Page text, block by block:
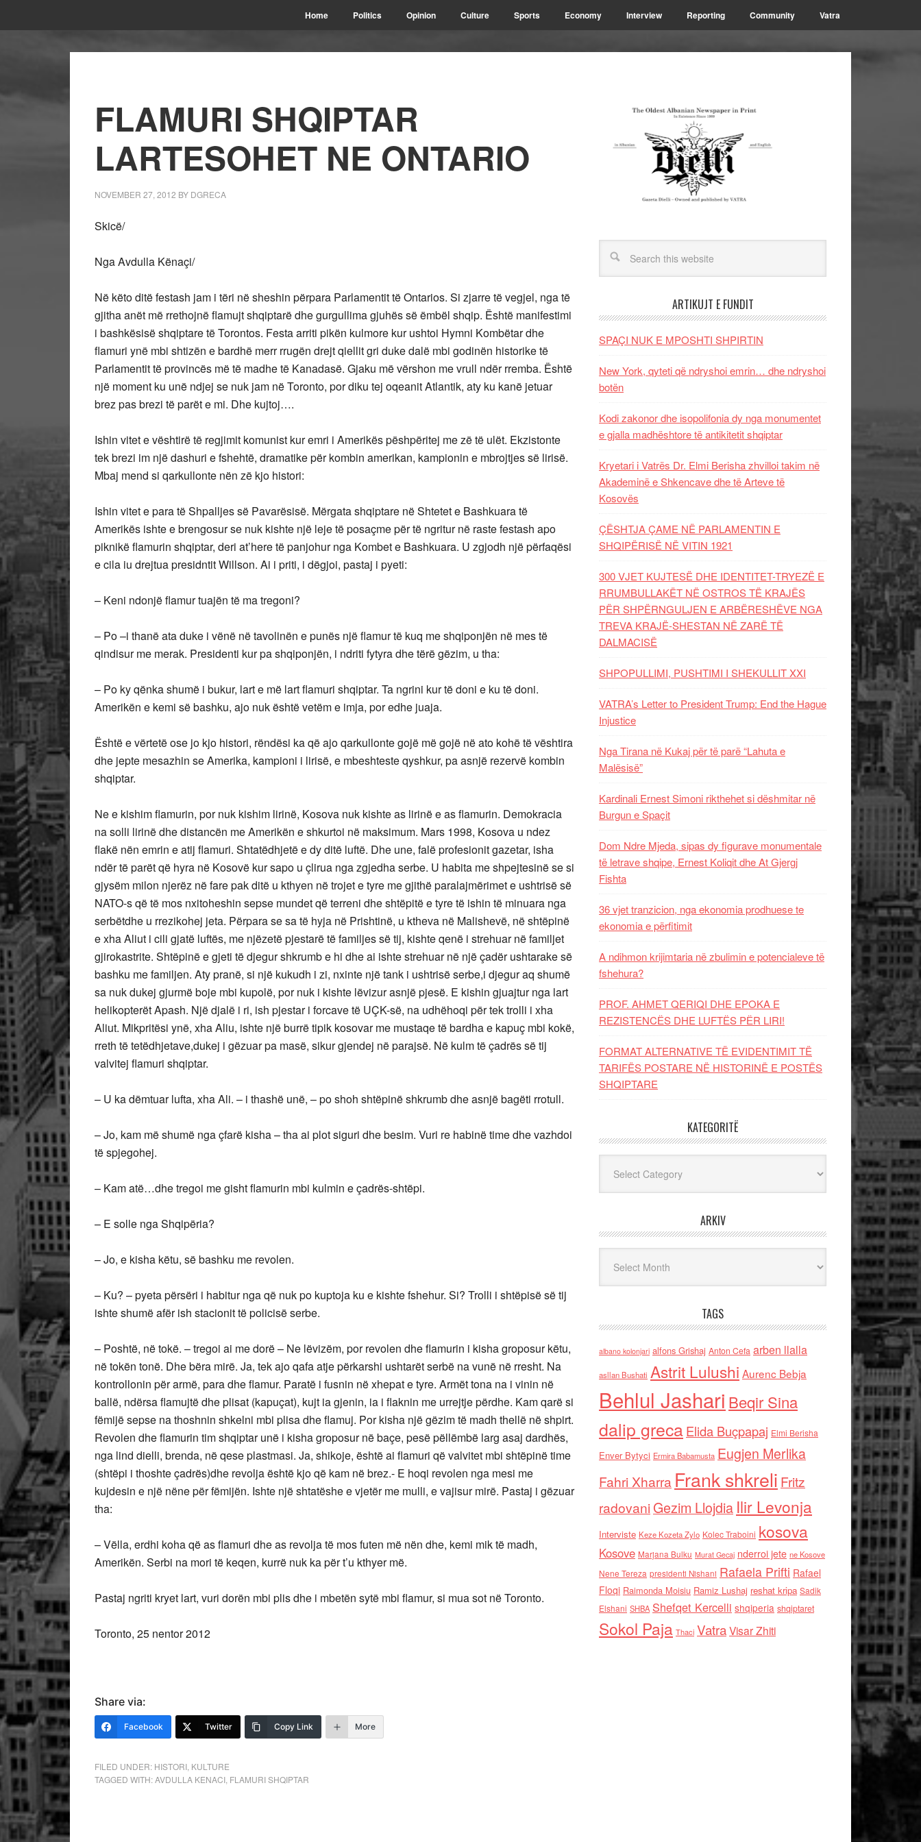
Home Politics Opinion Culture Sports Economy Interview Reporting Community Vatra
FLAMURI SHQIPTAR
LARTESOHET NE ONTARIO
NOVEMBER 27, 2012 BY DGRECA
Skicë/
Nga Avdulla Kënaçi/
Në këto ditë festash jam i tëri në sheshin përpara Parlamentit të Ontarios. Si zjarre të vegjel, nga të
gjitha anët më rrethojnë flamujt shqiptarë dhe gurgullima gjuhës së ëmbël shqip. Është manifestimi
i bashkësisë shqiptare të Torontos. Festa arriti pikën kulmore kur ushtoi Hymni Kombëtar dhe
flamuri ynë mbi shtizën e bardhë merr rrugën drejt qiellit gri duke dalë mbi godinën historike të
Parlamentit të provincës më të madhe të Kanadasë. Gjaku më vërshon me vrull ndër rremba. Është
një moment ku unë ndjej se nuk jam në Toronto, por diku tej oqeanit Atlantik, aty ku kanë jetuar
brez pas brezi të parët e mi. Dhe kujtoj….
Ishin vitet e vështirë të regjimit komunist kur emri i Amerikës pëshpëritej me zë të ulët. Ekzistonte
tek brezi im një dashuri e fshehtë, dramatike për kombin amerikan, kampionin e mbrojtjes së lirisë.
Mbaj mend si qarkullonte nën zë kjo histori:
Ishin vitet e para të Shpalljes së Pavarësisë. Mërgata shqiptare në Shtetet e Bashkuara të
Amerikës ishte e brengosur se nuk kishte një leje të posaçme për të ngritur në raste festash apo
piknikë flamurin shqiptar, deri at’here të panjohur nga Kombet e Bashkuara. U zgjodh një përfaqësi
e cila iu drejtua presidntit Willson. Ai i priti, i dëgjoi, pastaj i pyeti:
– Keni ndonjë flamur tuajën të ma tregoni?
– Po –i thanë ata duke i vënë në tavolinën e punës një flamur të kuq me shqiponjën në mes të
qindisur me merak. Presidenti kur pa shqiponjën, i ndriti fytyra dhe tërë gëzim, u tha:
– Po ky qënka shumë i bukur, lart e më lart flamuri shqiptar. Ta ngrini kur të doni e ku të doni.
Amerikën e kemi së bashku, ajo nuk është vetëm e imja, por edhe juaja.
Është e vërtetë ose jo kjo histori, rëndësi ka që ajo qarkullonte gojë më gojë në ato kohë të vështira
dhe jepte mesazhin se Amerika, kampioni i lirisë, e mbeshteste qyshkur, pa asnjë rezervë kombin
shqiptar.
Ne e kishim flamurin, por nuk kishim lirinë, Kosova nuk kishte as lirinë e as flamurin. Demokracia
na solli lirinë dhe distancën me Amerikën e shkurtoi në maksimum. Mars 1998, Kosova u ndez
flakë nën emrin e atij flamuri. Shtatëdhjetë e dy ditë luftë. Dhe une, falë profesionit gazetar, isha
ndër të parët që hyra në Kosovë kur sapo u çlirua nga zgjedha serbe. U habita me shpejtesinë se si
gjysëm milon njerëz në fare pak ditë u kthyen në trojet e tyre me gjithë paralajmërimet e ushtrisë së
NATO-s që të mos nxitoheshin sepse mundet që terreni dhe shtëpitë e tyre të ishin të minuara nga
serbëtdhe u rrezikohej jeta. Përpara se sa të hyja në Prishtinë, u ktheva në Malishevë, në shtëpinë
e xha Aliut i cili gjatë luftës, me njëzetë pjestarë të familjes së tij, kishte qenë i strehuar në familjet
gjirokastrite. Shtëpinë e gjeti të djegur shkrumb e hi dhe ai ishte strehuar në një çadër ushtarake së
bashku me familjen. Aty pranë, si një kukudh i zi, nxinte një tank i ushtrisë serbe,i djegur aq shumë
sa nuk dukej gjurmë boje mbi kupolë, por nuk i kishte lëvizur asnjë pjesë. E kishin gjuajtur nga lart
helikopterët Apash. Një djalë i ri, ish pjestar i forcave të UÇK-së, na udhëhoqi për tek trolli i xha
Aliut. Mikpritësi ynë, xha Aliu, ishte një burrë tipik kosovar me mustaqe të bardha e kapuç mbi kokë,
rreth të tetëdhjetave,dukej i gëzuar pa masë, sikur gjendej në parajsë. Në kulm të çadrës së tij
valvitej flamuri shqiptar.
– U ka dëmtuar lufta, xha Ali. – i thashë unë, – po shoh shtëpinë shkrumb dhe asnjë bagëti rrotull.
– Jo, kam më shumë nga çfarë kisha – tha ai plot siguri dhe besim. Vuri re habinë time dhe vazhdoi
të spjegohej.
– Kam atë…dhe tregoi me gisht flamurin mbi kulmin e çadrës-shtëpi.
– E solle nga Shqipëria?
– Jo, e kisha këtu, së bashku me revolen.
– Ku? – pyeta përsëri i habitur nga që nuk po kuptoja ku e kishte fshehur. Si? Trolli i shtëpisë së tij
ishte shumë afër ish stacionit të policisë serbe.
– Poshtë, në tokë. – tregoi ai me dorë – Ne lëvizëm, por revolen dhe flamurin i kisha groposur këtu,
në tokën tonë. Dhe bëra mirë. Ja, tek ajo qafa atje përkarshi ushtarët serbë na vunë në rresht. Na
kontrollonin për armë, para dhe flamur. Paratë i fusnin në xhepat e tyre. Armët tona na i vinin në
ballë, ndërsa flamujtë dhe plisat (kapuçat), kujt ia gjenin, ia i flaknin me urrejtje përdhe. Kam qarë si
fëmijë sepse na thoshnin shkelni mbi plisa dhe flamuj. Por kisha një gëzim të madh thellë në shpirt.
Revolen dhe flamurin tim shqiptar unë i kisha groposur në baçe, pesë pëllëmbë larg asaj dardhës,
nga lind dielli, brenda, në qese plastmasi. Ja, shikoje, është ai flamuri që valvitet mbi shtëpinë time
(shtëpi i thoshte çadrës)dhe revolja është kjo që kam në brez.- E hoqi revolen nga mesi me
kujdesin e një nëne për fëmijën. Ishte një shtatëshe e vjetër me mulli, e vajisur mirë. Pastaj i gëzuar
tha:
– Vëlla, erdhi koha që as flamuri dhe as revolja të mos futen më nën dhe, kemi mik të madh,
Amerikën. Serbi na mori të keqen, kurrë nuk ka për t’u kthyer më.
Pastaj ngriti kryet lart, vuri dorën mbi plis dhe i mbetën sytë mbi flamur, si mua sot në Toronto.
Toronto, 25 nentor 2012
Share via:
Facebook Twitter Copy Link More
FILED UNDER: HISTORI KULTURE
TAGGED WITH:AVDULLA KENACI FLAMURI SHQIPTAR
ARTIKUJT E FUNDIT
SPAÇI NUK E MPOSHTI SHPIRTIN
New York, qyteti që ndryshoi emrin… dhe ndryshoi
botën
Kodi zakonor dhe isopolifonia dy nga monumentet
e gjalla madhështore të antikitetit shqiptar
Kryetari i Vatrës Dr. Elmi Berisha zhvilloi takim në
Akademinë e Shkencave dhe të Arteve të
Kosovës
ÇËSHTJA ÇAME NË PARLAMENTIN E
SHQIPËRISË NË VITIN 1921
300 VJET KUJTESË DHE IDENTITET-TRYEZË E
RRUMBULLAKËT NË OSTROS TË KRAJËS
PËR SHPËRNGULJEN E ARBËRESHËVE NGA
TREVA KRAJË-SHESTAN NË ZARË TË
DALMACISË
SHPOPULLIMI, PUSHTIMI I SHEKULLIT XXI
VATRA’s Letter to President Trump: End the Hague
Injustice
Nga Tirana në Kukaj për të parë “Lahuta e
Malësisë”
Kardinali Ernest Simoni rikthehet si dëshmitar në
Burgun e Spaçit
Dom Ndre Mjeda, sipas dy figurave monumentale
të letrave shqipe, Ernest Koliqit dhe At Gjergj
Fishta
36 vjet tranzicion, nga ekonomia prodhuese te
ekonomia e përfitimit
A ndihmon krijimtaria në zbulimin e potencialeve të
fshehura?
PROF. AHMET QERIQI DHE EPOKA E
REZISTENCЁS DHE LUFTЁS PЁR LIRI!
FORMAT ALTERNATIVE TË EVIDENTIMIT TË
TARIFËS POSTARE NË HISTORINË E POSTËS
SHQIPTARE
KATEGORITË
ARKIV
TAGS
albano kolonjari alfons Grishaj Anton Cefa arben llalla
asllan Bushati Astrit Lulushi Aurenc Bebja
Behlul Jashari Beqir Sina
dalip grecaElida Buçpapaj Elmi Berisha
Enver Bytyci Ermira Babamusta Eugjen Merlika
Fahri Xharra Frank shkreli Fritz
radovaniGezim Llojdia Ilir Levonja
Interviste Keze Kozeta Zylo Kolec Traboini kosova
Kosove Marjana Bulku Murat Gecaj nderroi jete ne Kosove
Nene Tereza presidenti Nishani Rafaela Prifti Rafael
Floqi Raimonda Moisiu Ramiz Lushaj reshat kripa Sadik
Elshani SHBA Shefqet Kercelli shqiperia shqiptaret
Sokol Paja Thaci VatraVisar Zhiti